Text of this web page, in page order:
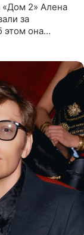
«Дом 2» Алена
за
этом она